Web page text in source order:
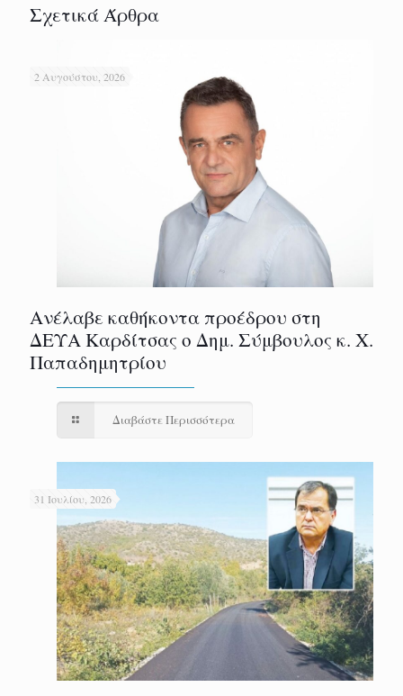
Σχετικά Άρθρα
2 Αυγούστου, 2026
Ανέλαβε καθήκοντα προέδρου στη
ΔΕΥΑ Καρδίτσας ο Δημ. Σύμβουλος κ. Χ.
Παπαδημητρίου
Διαβάστε Περισσότερα
31 Ιουλίου, 2026